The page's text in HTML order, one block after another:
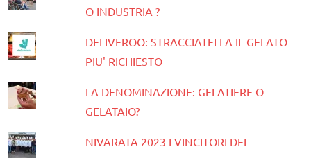
O INDUSTRIA ?
DELIVEROO: STRACCIATELLA IL GELATO
PIU' RICHIESTO
LA DENOMINAZIONE: GELATIERE O
GELATAIO?
NIVARATA 2023 I VINCITORI DEI